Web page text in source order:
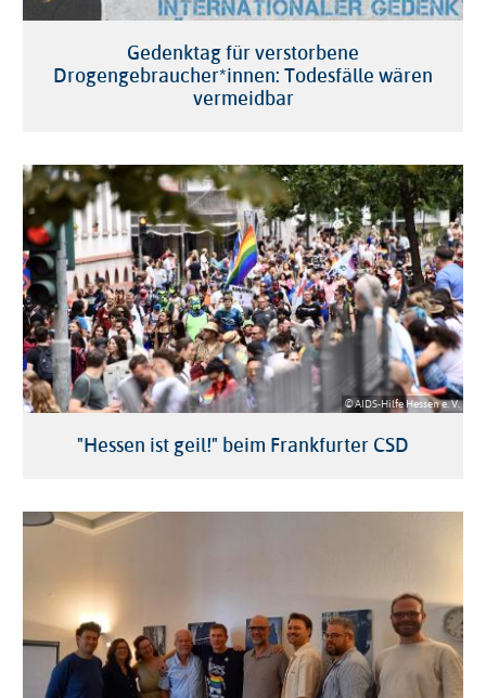
Gedenktag für verstorbene
Drogengebraucher*innen: Todesfälle wären
vermeidbar
© AIDS-Hilfe Hessen e. V.
"Hessen ist geil!" beim Frankfurter CSD